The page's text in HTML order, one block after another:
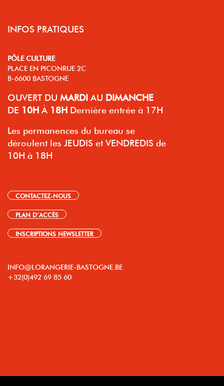
INFOS PRATIQUES
PÔLE CULTURE
PLACE EN PICONRUE 2C
B-6600 BASTOGNE
OUVERT DU MARDI AU DIMANCHE
DE 10H À 18H Dernière entrée à 17H
Les permanences du bureau se
déroulent les JEUDIS et VENDREDIS de
10H à 18H
CONTACTEZ-NOUS
PLAN D’ACCÈS
INSCRIPTIONS NEWSLETTER
INFO@LORANGERIE-BASTOGNE.BE
+32(0)492 69 85 60